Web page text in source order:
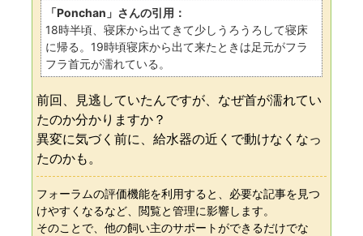
「Ponchan」さんの引用：
18時半頃、寝床から出てきて少しうろうろして寝床
に帰る。19時頃寝床から出て来たときは足元がフラ
フラ首元が濡れている。
前回、見逃していたんですが、なぜ首が濡れてい
たのか分かりますか？
異変に気づく前に、給水器の近くで動けなくなっ
たのかも。
フォーラムの評価機能を利用すると、必要な記事を見つ
けやすくなるなど、閲覧と管理に影響します。
そのことで、他の飼い主のサポートができるだけでな